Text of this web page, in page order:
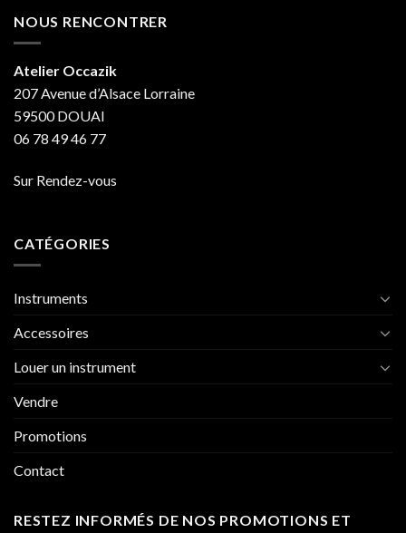
NOUS RENCONTRER
Atelier Occazik
207 Avenue d’Alsace Lorraine
59500 DOUAI
06 78 49 46 77
Sur Rendez-vous
CATÉGORIES
Instruments
Accessoires
Louer un instrument
Vendre
Promotions
Contact
RESTEZ INFORMÉS DE NOS PROMOTIONS ET